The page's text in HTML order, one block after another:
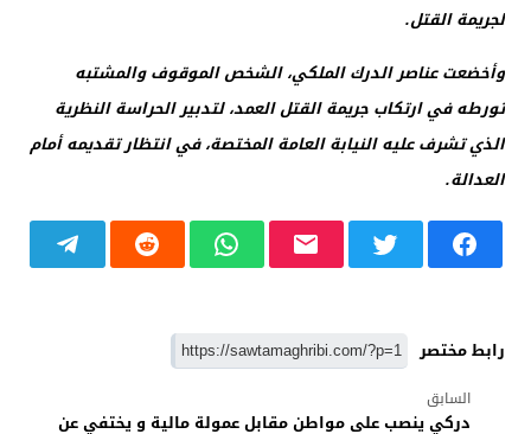
لجريمة القتل.
وأخضعت عناصر الدرك الملكي، الشخص الموقوف والمشتبه
تورطه في ارتكاب جريمة القتل العمد، لتدبير الحراسة النظرية
الذي تشرف عليه النيابة العامة المختصة، في انتظار تقديمه أمام
العدالة.
رابط مختصر
السابق
دركي ينصب على مواطن مقابل عمولة مالية و يختفي عن